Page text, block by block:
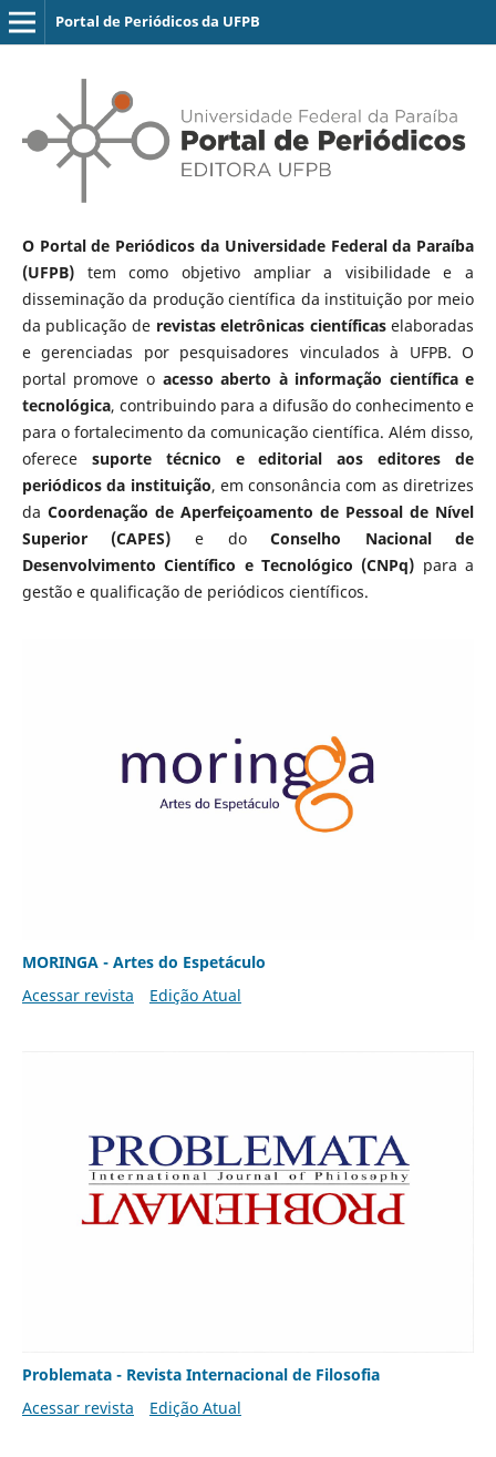
Portal de Periódicos da UFPB
O Portal de Periódicos da Universidade Federal da Paraíba
(UFPB)tem como objetivo ampliar a visibilidade e a
disseminação da produção científica da instituição por meio
da publicação de revistas eletrônicas científicaselaboradas
e gerenciadas por pesquisadores vinculados à UFPB. O
portal promove o acesso aberto à informação científica e
tecnológica, contribuindo para a difusão do conhecimento e
para o fortalecimento da comunicação científica. Além disso,
oferece suporte técnico e editorial aos editores de
periódicos da instituição, em consonância com as diretrizes
da Coordenação de Aperfeiçoamento de Pessoal de Nível
Superior (CAPES) e doConselho Nacional de
Desenvolvimento Científico e Tecnológico (CNPq) para a
gestão e qualificação de periódicos científicos.
MORINGA - Artes do Espetáculo
Acessar revista
Edição Atual
Problemata - Revista Internacional de Filosofia
Acessar revista
Edição Atual